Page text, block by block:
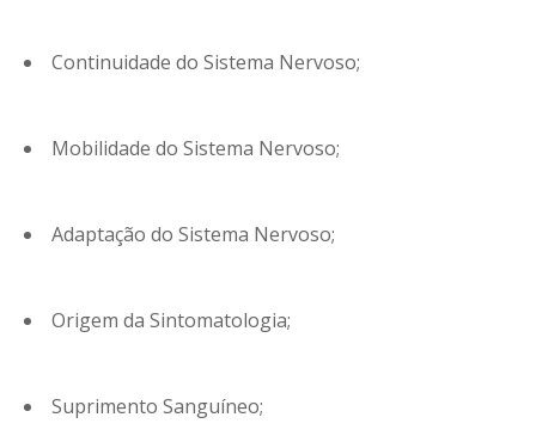
Continuidade do Sistema Nervoso;
Mobilidade do Sistema Nervoso;
Adaptação do Sistema Nervoso;
Origem da Sintomatologia;
Suprimento Sanguíneo;